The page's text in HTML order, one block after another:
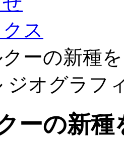
ス
ーの新種
ジオグラフ
ーの新